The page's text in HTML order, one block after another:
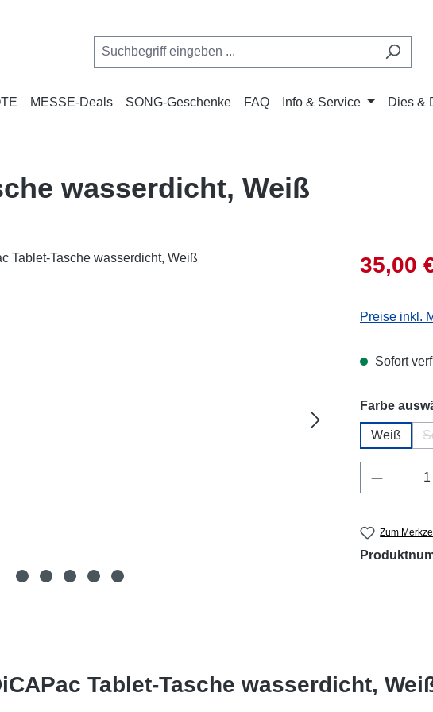
MESSE-Deals SONG-Geschenke FAQ Info & Service Dies &
wasserdicht, Weiß
35,00
Preise inkl.
Sofort
Farbe
Weiß
Zum
Tablet-Tasche wasserdicht,